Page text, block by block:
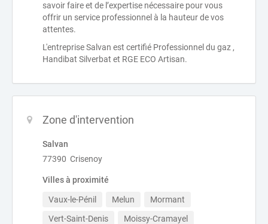
savoir faire et de l’expertise nécessaire pour vous
offrir un service professionnel à la hauteur de vos
attentes.
L'entreprise Salvan est certifié Professionnel du gaz ,
Handibat Silverbat et RGE ECO Artisan.
Zone d'intervention
Salvan
77390 Crisenoy
Villes à proximité
Vaux-le-Pénil Melun
Mormant
Vert-Saint-Denis
Moissy-Cramayel